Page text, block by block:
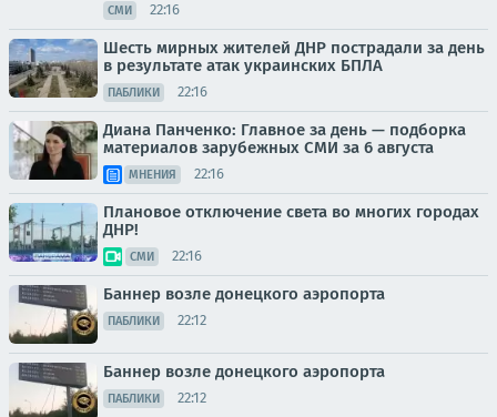
СМИ 22:16
Шесть мирных жителей ДНР пострадали за день
в результате атак украинских БПЛА
ПАБЛИКИ 22:16
Диана Панченко: Главное за день — подборка
материалов зарубежных СМИ за 6 августа
МНЕНИЯ 22:16
Плановое отключение света во многих городах
ДНР!
СМИ 22:16
Баннер возле донецкого аэропорта
ПАБЛИКИ 22:12
Баннер возле донецкого аэропорта
ПАБЛИКИ 22:12